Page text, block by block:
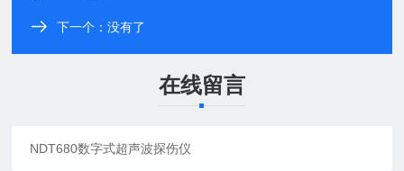
下一个：没有了
在线留言